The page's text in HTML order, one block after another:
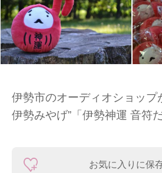
伊勢市のオーディオショップ
伊勢みやげ”「伊勢神運 音符
お気に入りに保